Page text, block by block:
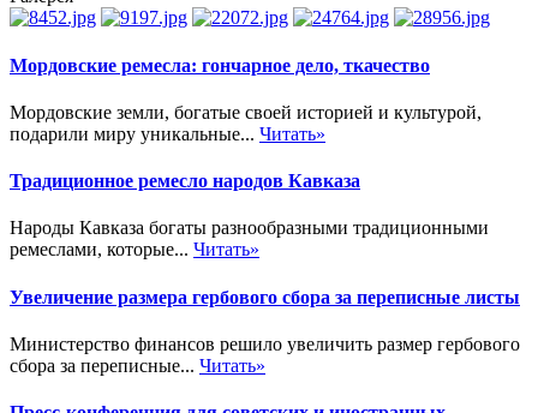
Мордовские ремесла: гончарное дело, ткачество
Мордовские земли, богатые своей историей и культурой,
подарили миру уникальные... Читать»
Традиционное ремесло народов Кавказа
Народы Кавказа богаты разнообразными традиционными
ремеслами, которые... Читать»
Увеличение размера гербового сбора за переписные листы
Министерство финансов решило увеличить размер гербового
сбора за переписные... Читать»